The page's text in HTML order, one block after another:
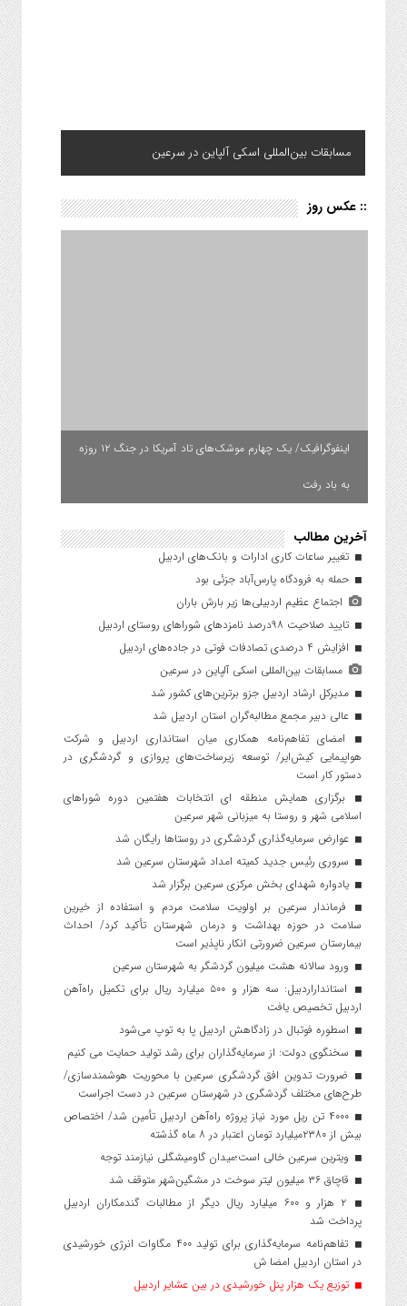
مسابقات بین‌المللی اسکی آلپاین در سرعین
:: عکس روز
اینفوگرافیک/ یک چهارم موشک‌های تاد آمریکا در جنگ ۱۲ روزه
به باد رفت
آخرین مطالب
تغییر ساعات کاری ادارات و بانک‌های اردبیل
حمله به فرودگاه پارس‌‌آباد جزئی بود
اجتماع عظیم اردبیلی‌ها زیر بارش باران
تایید صلاحیت ۹۸درصد نامزدهای شوراهای روستای اردبیل
افزایش ۴ درصدی تصادفات فوتی در جاده‌های اردبیل
مسابقات بین‌المللی اسکی آلپاین در سرعین
مدیرکل ارشاد اردبیل جزو برترین‌های کشور شد
عالی دبیر مجمع مطالبه‌گران استان اردبیل شد
امضای تفاهم‌نامه همکاری میان استانداری اردبیل و شرکت
هواپیمایی کیش‌ایر/ توسعه زیرساخت‌های پروازی و گردشگری در
دستور کار است
برگزاری همایش منطقه ای انتخابات هفتمین دوره شوراهای
اسلامی شهر و روستا به میزبانی شهر سرعین
عوارض سرمایه‌گذاری گردشگری در روستاها رایگان شد
سروری رئیس جدید کمیته امداد شهرستان سرعین شد
یادواره شهدای بخش مرکزی سرعین برگزار شد
فرماندار سرعین بر اولویت سلامت مردم و استفاده از خیرین
سلامت در حوزه بهداشت و درمان شهرستان تأکید کرد/ احداث
بیمارستان سرعین ضرورتی انکار ناپذیر است
ورود سالانه هشت میلیون گردشگر به شهرستان سرعین
استانداراردبیل: سه هزار و ۵۰۰ میلیارد ریال برای تکمیل راه‌آهن
اردبیل تخصیص یافت
اسطوره فوتبال در زادگاهش اردبیل پا به توپ می‌شود
سخنگوی دولت: از سرمایه‌گذاران برای رشد تولید حمایت می کنیم
ضرورت تدوین افق گردشگری سرعین با محوریت هوشمندسازی/
طرح‌های مختلف گردشگری در شهرستان سرعین در دست اجراست
۴۰۰۰ تن ریل مورد نیاز پروژه راه‌آهن اردبیل تأمین شد/ اختصاص
بیش از ۲۳۸۰میلیارد تومان اعتبار در ۸ ماه گذشته
ویترین سرعین خالی است؛میدان گاومیشگلی نیازمند توجه
قاچاق ۳۶ میلیون لیتر سوخت در مشگین‌شهر متوقف شد
۲ هزار و ۶۰۰‌ میلیارد ریال دیگر از مطالبات گندمکاران اردبیل
پرداخت شد
تفاهم‌نامه سرمایه‌گذاری برای تولید ۴۰۰ مگاوات انرژی خورشیدی
در استان اردبیل امضا ش
توزیع یک هزار پنل خورشیدی در بین عشایر اردبیل